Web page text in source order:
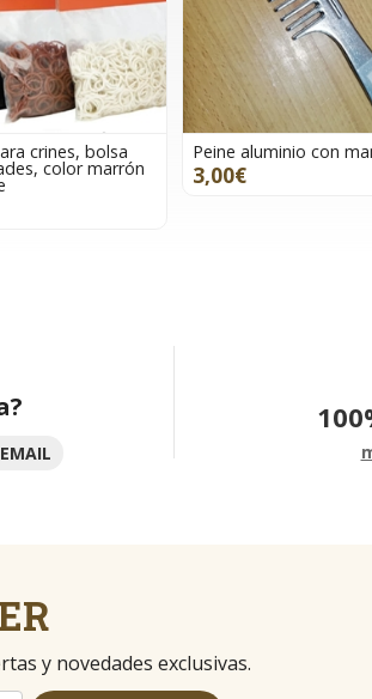
crines, bolsa
color marrón
Peine aluminio con
3,00€
y novedades exclusivas.